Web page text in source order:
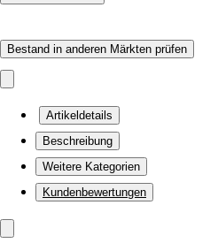
Bestand in anderen Märkten prüfen
Artikeldetails
Beschreibung
Weitere Kategorien
Kundenbewertungen